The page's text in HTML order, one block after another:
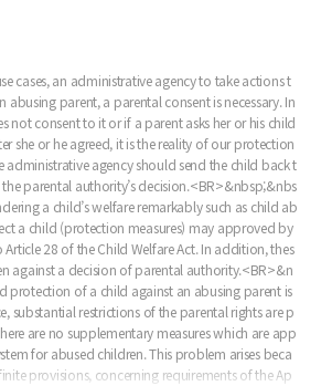
cases, an administrative agency to take actions t
parent, a parental consent is necessary. In
not consent to it or if a parent asks her or his child
she or he agreed, it is the reality of our protection
administrative agency should send the child back t
parental authority’s decision.<BR>&nbsp;&nbs
a child’s welfare remarkably such as child ab
a child (protection measures) may approved by
28 of the Child Welfare Act. In addition, thes
against a decision of parental authority.<BR>&n
protection of a child against an abusing parent is
substantial restrictions of the parental rights are p
are no supplementary measures which are app
for abused children. This problem arises beca
provisions, concerning requirements of the Ap